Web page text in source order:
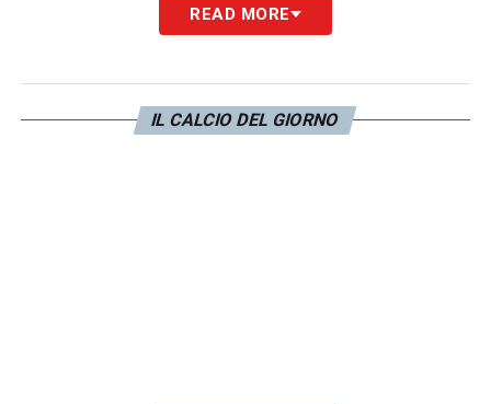
vuole correre rischi.
LA PLAYLIST DELLE NOSTRE TOP NEWS
READ MORE
IL CALCIO DEL GIORNO